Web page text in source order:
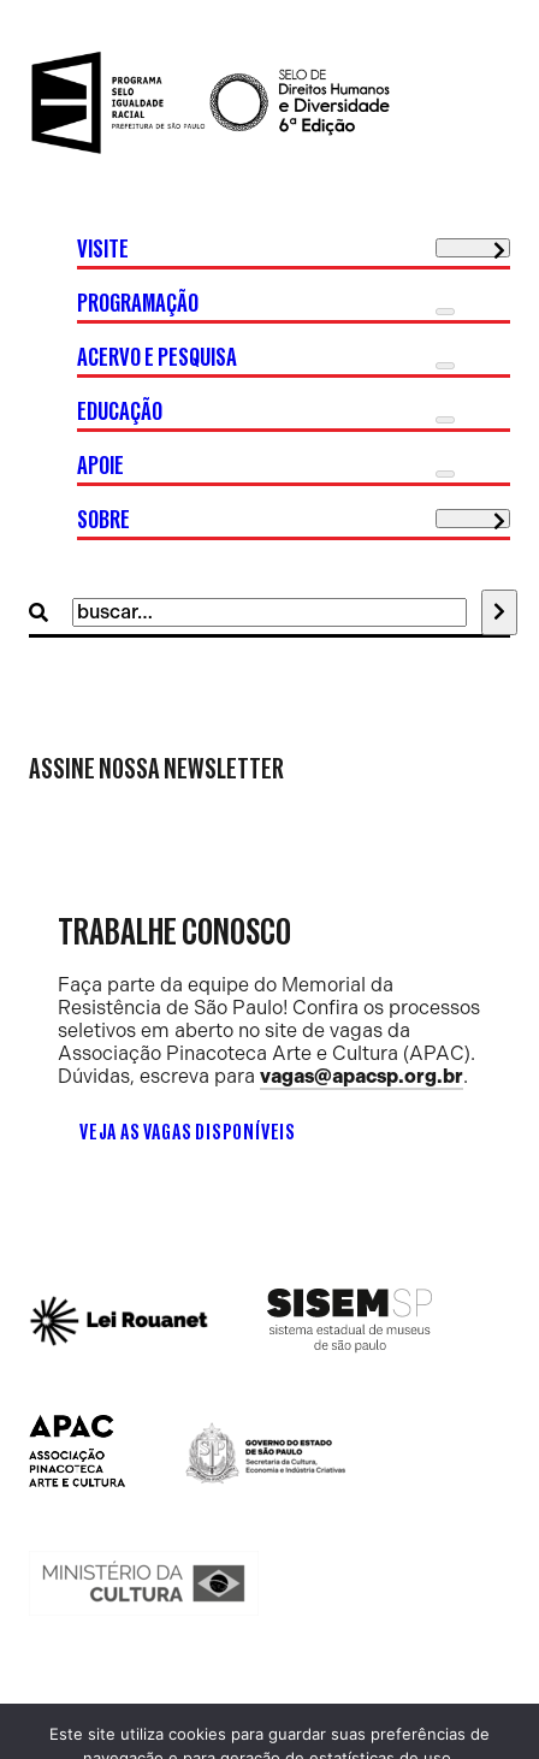
Buscar
por:
VISITE
PROGRAMAÇÃO
ACERVO E PESQUISA
EDUCAÇÃO
APOIE
SOBRE
ASSINE NOSSA NEWSLETTER
TRABALHE CONOSCO
Faça parte da equipe do Memorial da
Resistência de São Paulo! Confira os processos
seletivos em aberto no site de vagas da
Associação Pinacoteca Arte e Cultura (APAC).
Dúvidas, escreva para vagas@apacsp.org.br.
VEJA AS VAGAS DISPONÍVEIS
Ouvidoria
Este site utiliza cookies para guardar suas preferências de